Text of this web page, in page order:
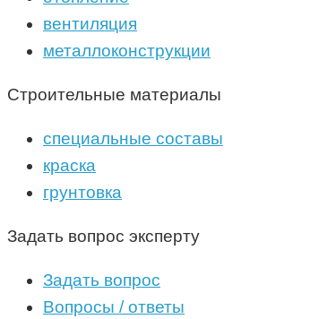
вентиляция
металлоконструкции
Строительные материалы
специальные составы
краска
грунтовка
Задать вопрос эксперту
Задать вопрос
Вопросы / ответы